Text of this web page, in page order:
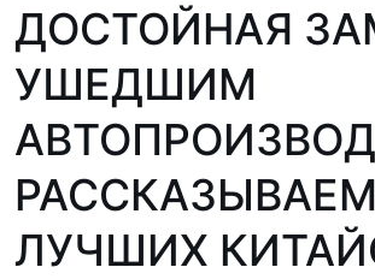
ДОСТОЙНАЯ
УШЕДШИМ
ЛУЧШИХ